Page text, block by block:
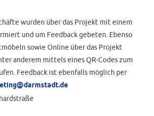
wurden über das Projekt mit einem
und um Feedback gebeten. Ebenso
sowie Online über das Projekt
anderem mittels eines QR-Codes zum
Feedback ist ebenfalls möglich per